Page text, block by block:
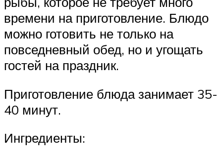
времени на приготовление. Блюдо
можно готовить не только на
повседневный обед, но и угощать
гостей на праздник.
Приготовление блюда занимает 35-
40 минут.
Ингредиенты: